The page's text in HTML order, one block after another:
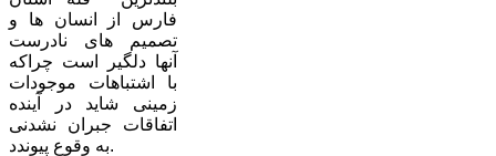
فارس از انسان ها و
تصمیم های نادرست
آنها دلگیر است چراکه
با اشتباهات موجودات
زمینی شاید در آینده
اتفاقات جبران نشدنی
به وقوع پیوندد.